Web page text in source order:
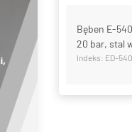
Bęben E-
20 bar, stal
Indeks: ED-